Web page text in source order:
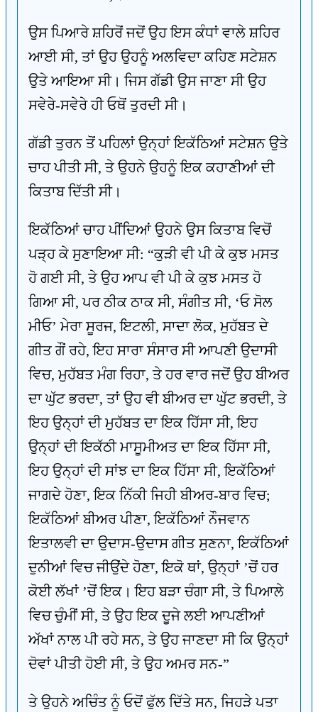
ਉਸ ਪਿਆਰੇ ਸ਼ਹਿਰੋਂ ਜਦੋਂ ਉਹ ਇਸ ਕੰਧਾਂ ਵਾਲੇ ਸ਼ਹਿਰ
ਆਈ ਸੀ, ਤਾਂ ਉਹ ਉਹਨੂੰ ਅਲਵਿਦਾ ਕਹਿਣ ਸਟੇਸ਼ਨ
ਉਤੇ ਆਇਆ ਸੀ। ਜਿਸ ਗੱਡੀ ਉਸ ਜਾਣਾ ਸੀ ਉਹ
ਸਵੇਰੇ-ਸਵੇਰੇ ਹੀ ਓਥੋਂ ਤੁਰਦੀ ਸੀ।
ਗੱਡੀ ਤੁਰਨ ਤੋਂ ਪਹਿਲਾਂ ਉਨ੍ਹਾਂ ਇਕੱਠਿਆਂ ਸਟੇਸ਼ਨ ਉਤੇ
ਚਾਹ ਪੀਤੀ ਸੀ, ਤੇ ਉਹਨੇ ਉਹਨੂੰ ਇਕ ਕਹਾਣੀਆਂ ਦੀ
ਕਿਤਾਬ ਦਿੱਤੀ ਸੀ।
ਇਕੱਠਿਆਂ ਚਾਹ ਪੀਂਦਿਆਂ ਉਹਨੇ ਉਸ ਕਿਤਾਬ ਵਿਚੋਂ
ਪੜ੍ਹ ਕੇ ਸੁਣਾਇਆ ਸੀ: “ਕੁੜੀ ਵੀ ਪੀ ਕੇ ਕੁਝ ਮਸਤ
ਹੋ ਗਈ ਸੀ, ਤੇ ਉਹ ਆਪ ਵੀ ਪੀ ਕੇ ਕੁਝ ਮਸਤ ਹੋ
ਗਿਆ ਸੀ, ਪਰ ਠੀਕ ਠਾਕ ਸੀ, ਸੰਗੀਤ ਸੀ, ‘ਓ ਸੋਲ
ਮੀਓ’ ਮੇਰਾ ਸੂਰਜ, ਇਟਲੀ, ਸਾਦਾ ਲੋਕ, ਮੁਹੱਬਤ ਦੇ
ਗੀਤ ਗੌਂ ਰਹੇ, ਇਹ ਸਾਰਾ ਸੰਸਾਰ ਸੀ ਆਪਣੀ ਉਦਾਸੀ
ਵਿਚ, ਮੁਹੱਬਤ ਮੰਗ ਰਿਹਾ, ਤੇ ਹਰ ਵਾਰ ਜਦੋਂ ਉਹ ਬੀਅਰ
ਦਾ ਘੁੱਟ ਭਰਦਾ, ਤਾਂ ਉਹ ਵੀ ਬੀਅਰ ਦਾ ਘੁੱਟ ਭਰਦੀ, ਤੇ
ਇਹ ਉਨ੍ਹਾਂ ਦੀ ਮੁਹੱਬਤ ਦਾ ਇਕ ਹਿੱਸਾ ਸੀ, ਇਹ
ਉਨ੍ਹਾਂ ਦੀ ਇਕੱਠੀ ਮਾਸੂਮੀਅਤ ਦਾ ਇਕ ਹਿੱਸਾ ਸੀ,
ਇਹ ਉਨ੍ਹਾਂ ਦੀ ਸਾਂਝ ਦਾ ਇਕ ਹਿੱਸਾ ਸੀ, ਇਕੱਠਿਆਂ
ਜਾਗਦੇ ਹੋਣਾ, ਇਕ ਨਿੱਕੀ ਜਿਹੀ ਬੀਅਰ-ਬਾਰ ਵਿਚ;
ਇਕੱਠਿਆਂ ਬੀਅਰ ਪੀਣਾ, ਇਕੱਠਿਆਂ ਨੌਜਵਾਨ
ਇਤਾਲਵੀ ਦਾ ਉਦਾਸ-ਉਦਾਸ ਗੀਤ ਸੁਣਨਾ, ਇਕੱਠਿਆਂ
ਦੁਨੀਆਂ ਵਿਚ ਜੀਉਂਦੇ ਹੋਣਾ, ਇਕੋ ਥਾਂ, ਉਨ੍ਹਾਂ ’ਚੋਂ ਹਰ
ਕੋਈ ਲੱਖਾਂ ’ਚੋਂ ਇਕ। ਇਹ ਬੜਾ ਚੰਗਾ ਸੀ, ਤੇ ਪਿਆਲੇ
ਵਿਚ ਚੁੰਮੀਂ ਸੀ, ਤੇ ਉਹ ਇਕ ਦੂਜੇ ਲਈ ਆਪਣੀਆਂ
ਅੱਖਾਂ ਨਾਲ ਪੀ ਰਹੇ ਸਨ, ਤੇ ਉਹ ਜਾਣਦਾ ਸੀ ਕਿ ਉਨ੍ਹਾਂ
ਦੋਵਾਂ ਪੀਤੀ ਹੋਈ ਸੀ, ਤੇ ਉਹ ਅਮਰ ਸਨ-”
ਤੇ ਉਹਨੇ ਅਚਿੰਤ ਨੂੰ ਓਦੋਂ ਫੁੱਲ ਦਿੱਤੇ ਸਨ, ਜਿਹੜੇ ਪਤਾ